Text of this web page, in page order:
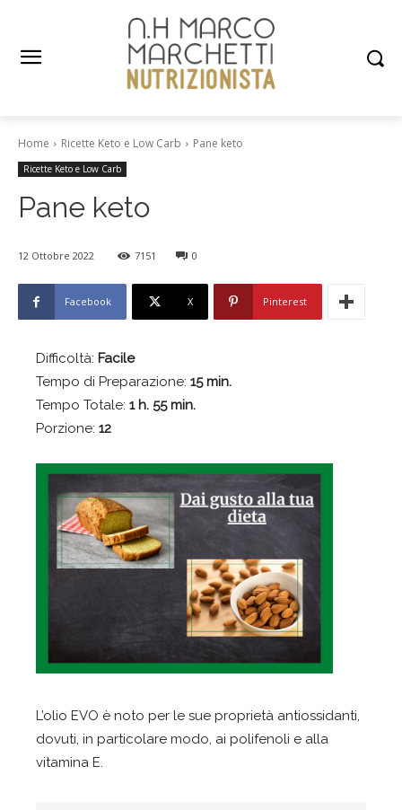
Home Ricette Keto e Low Carb Pane keto
Ricette Keto e Low Carb
Pane keto
12 Ottobre 2022 7151 0
Facebook X Pinterest
Difficoltà: Facile
Tempo di Preparazione: 15 min.
Tempo Totale: 1 h. 55 min.
Porzione: 12
L’olio EVO è noto per le sue proprietà antiossidanti,
dovuti, in particolare modo, ai polifenoli e alla
vitamina E.